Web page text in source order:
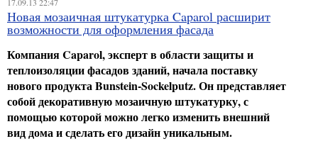
Новая мозаичная штукатурка Caparol расширит
возможности для оформления фасада
КомпанияCaparol,эксперт в области защиты и
теплоизоляции фасадов зданий, начала поставку
нового продукта Bunstein-Sockelputz. Он представляет
собой декоративную мозаичную штукатурку, с
помощью которой можно легко изменить внешний
вид дома и сделать его дизайн уникальным.